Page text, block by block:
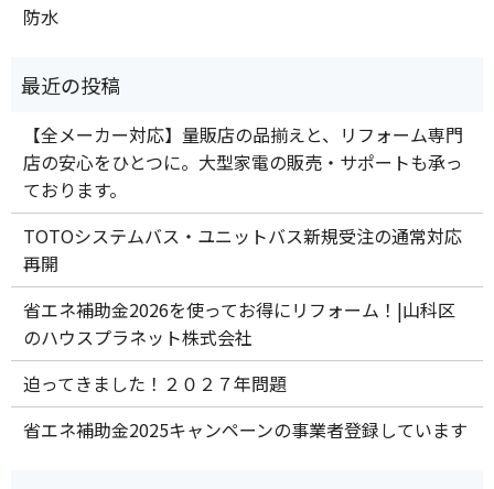
防水
【全メーカー対応】量販店の品揃えと、リフォーム専門
店の安心をひとつに。大型家電の販売・サポートも承っ
ております。
TOTOシステムバス・ユニットバス新規受注の通常対応
再開
省エネ補助金2026を使ってお得にリフォーム！|山科区
のハウスプラネット株式会社
迫ってきました！２０２７年問題
省エネ補助金2025キャンペーンの事業者登録しています